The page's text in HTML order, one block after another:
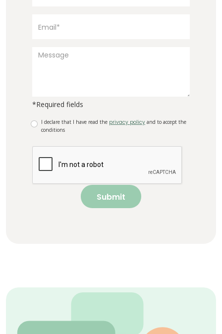
*Required fields
I declare that I have read the privacy policy and to accept the
conditions
Submit